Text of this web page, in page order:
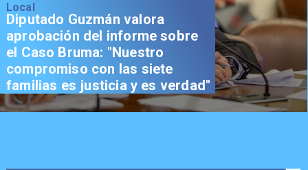
Local
Diputado Guzmán valora
aprobación del informe sobre
el Caso Bruma: "Nuestro
compromiso con las siete
familias es justicia y es verdad"